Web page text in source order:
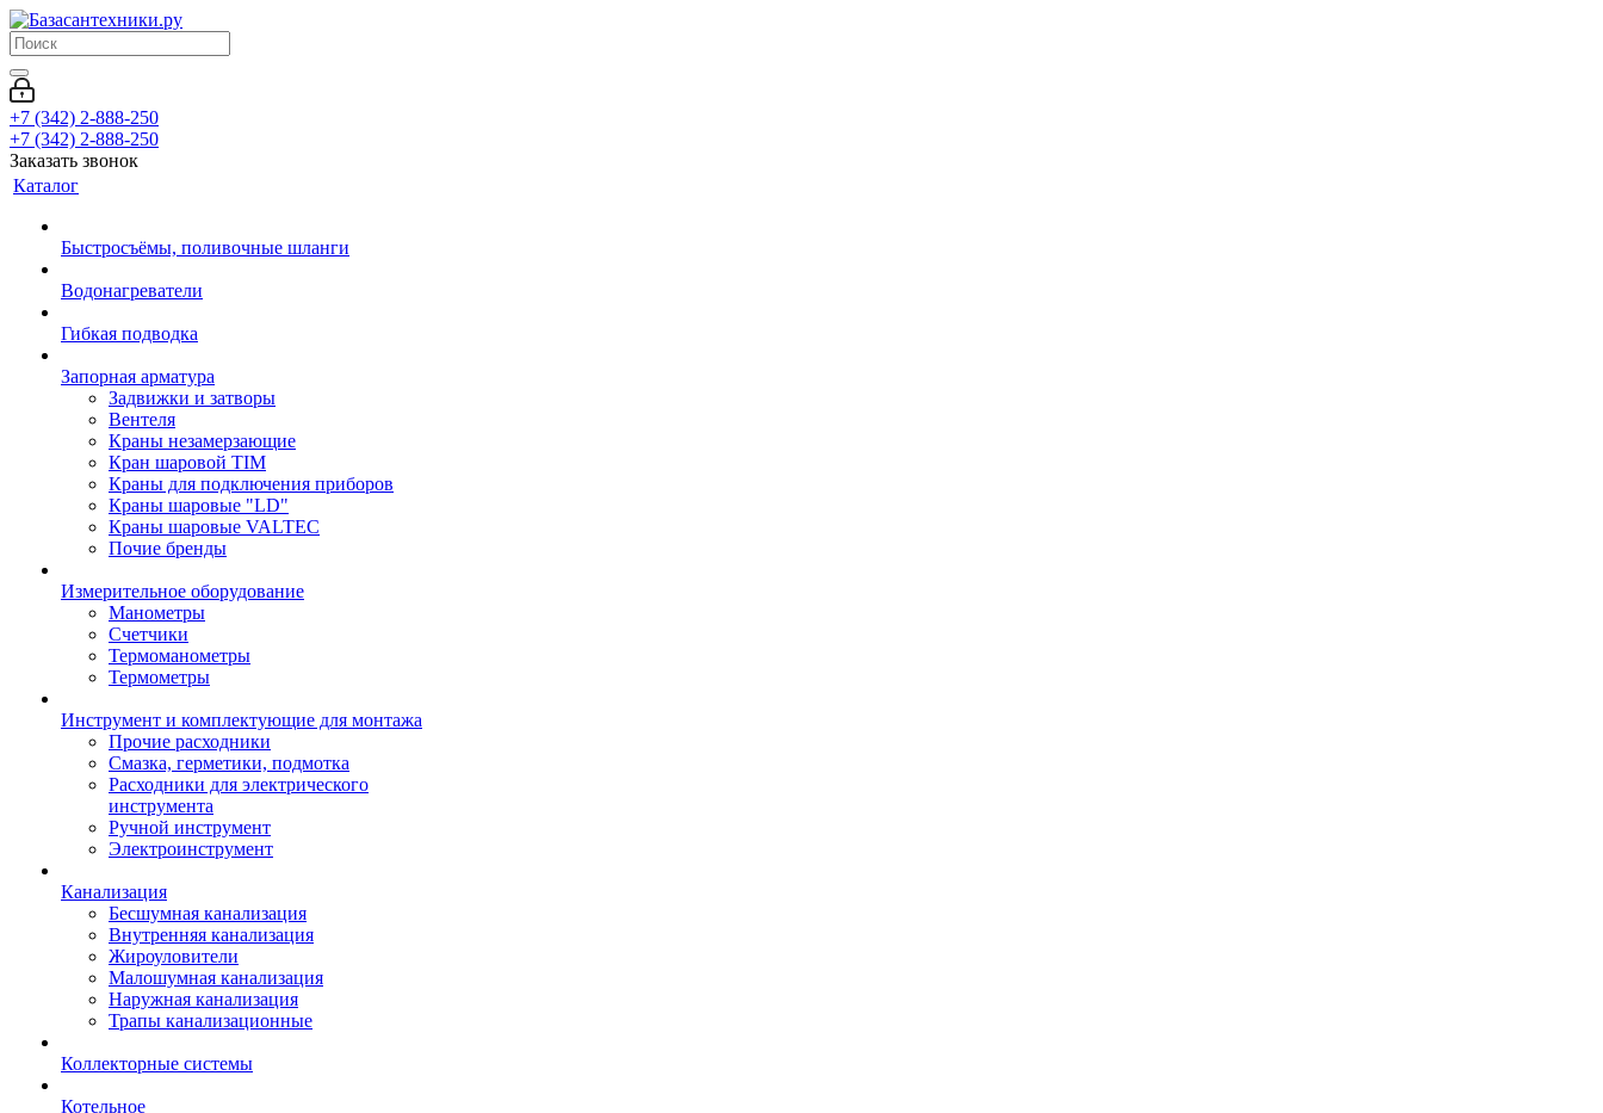
+7 (342) 2-888-250
+7 (342) 2-888-250
Заказать звонок
Каталог
Быстросъёмы, поливочные шланги
Водонагреватели
Гибкая подводка
Запорная арматура
Задвижки и затворы
Вентеля
Краны незамерзающие
Кран шаровой TIM
Краны для подключения приборов
Краны шаровые "LD"
Краны шаровые VALTEC
Почие бренды
Измерительное оборудование
Манометры
Счетчики
Термоманометры
Термометры
Инструмент и комплектующие для монтажа
Прочие расходники
Смазка, герметики, подмотка
Расходники для электрического
инструмента
Ручной инструмент
Электроинструмент
Канализация
Бесшумная канализация
Внутренняя канализация
Жироуловители
Малошумная канализация
Наружная канализация
Трапы канализационные
Коллекторные системы
Котельное